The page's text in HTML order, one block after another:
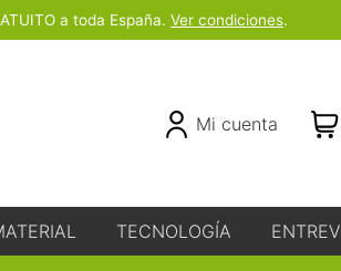
Before
a toda España. Ver condiciones.
Header
RightMi cuenta
TECNOLOGÍA